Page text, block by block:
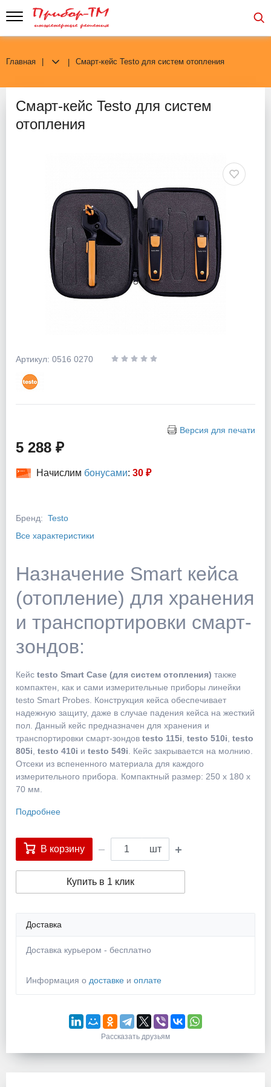
Главная Смарт-кейс Testo для систем отопления
Смарт-кейс Testo для систем
отопления
Артикул: 0516 0270
Версия для печати
5 288 ₽
Начислим бонусами: 30 ₽
Бренд: Testo
Все характеристики
Назначение Smart кейса
(отопление) для хранения
и транспортировки смарт-
зондов:
Кейс testo Smart Case (для систем отопления) также
компактен, как и сами измерительные приборы линейки
testo Smart Probes. Конструкция кейса обеспечивает
надежную защиту, даже в случае падения кейса на жесткий
пол. Данный кейс предназначен для хранения и
транспортировки смарт-зондов testo 115i, testo 510i, testo
805i, testo 410i и testo 549i. Кейс закрывается на молнию.
Отсеки из вспененного материала для каждого
измерительного прибора. Компактный размер: 250 x 180 x
70 мм.
Подробнее
В корзину шт
Купить в 1 клик
Доставка
Доставка курьером - бесплатно
Информация о доставке и оплате
Рассказать друзьям